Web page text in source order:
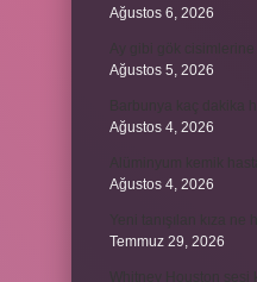
Ağustos 6, 2026
Ağustos 5, 2026
Ağustos 4, 2026
Ağustos 4, 2026
Temmuz 29, 2026